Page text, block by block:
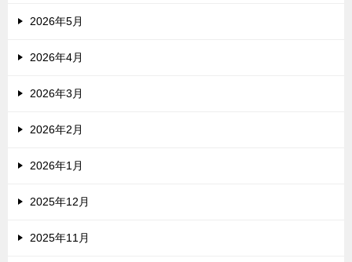
2026年5月
2026年4月
2026年3月
2026年2月
2026年1月
2025年12月
2025年11月